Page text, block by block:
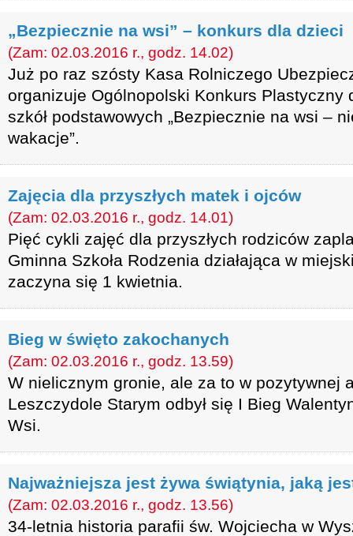
„Bezpiecznie na wsi” – konkurs dla dzieci
(Zam: 02.03.2016 r., godz. 14.02)
Już po raz szósty Kasa Rolniczego
organizuje Ogólnopolski Konkurs Plastyczny
szkół podstawowych „Bezpiecznie na wsi –
wakacje”.
Zajęcia dla przyszłych matek i ojców
(Zam: 02.03.2016 r., godz. 14.01)
Pięć cykli zajęć dla przyszłych rodziców
Gminna Szkoła Rodzenia działająca w
zaczyna się 1 kwietnia.
Bieg w święto zakochanych
(Zam: 02.03.2016 r., godz. 13.59)
W nielicznym gronie, ale za to w pozytywnej
Leszczydole Starym odbył się I Bieg
Wsi.
Najważniejsza jest żywa świątynia, jaką
(Zam: 02.03.2016 r., godz. 13.56)
34-letnia historia parafii św. Wojciecha w